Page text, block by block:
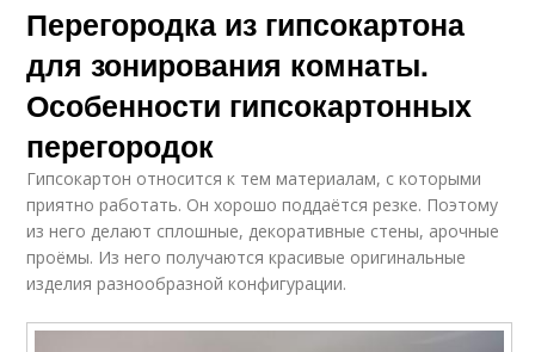
Перегородка из гипсокартона
для зонирования комнаты.
Особенности гипсокартонных
перегородок
Гипсокартон относится к тем материалам, с которыми
приятно работать. Он хорошо поддаётся резке. Поэтому
из него делают сплошные, декоративные стены, арочные
проёмы. Из него получаются красивые оригинальные
изделия разнообразной конфигурации.